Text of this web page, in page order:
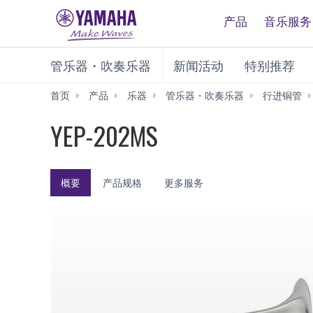
产品 音乐服务
管乐器・吹奏乐器 新闻活动 特别推荐
首页 产品 乐器 管乐器・吹奏乐器 行进铜管
YEP-202MS
概要 产品规格 更多服务